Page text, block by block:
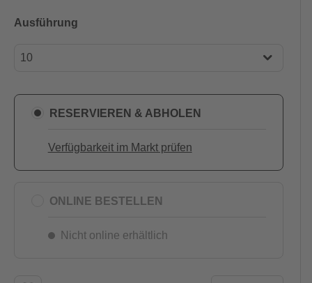
Ausführung
10
11RESERVIEREN & ABHOLEN
Verfügbarkeit im Markt prüfen
ONLINE BESTELLEN
Nicht online erhältlich